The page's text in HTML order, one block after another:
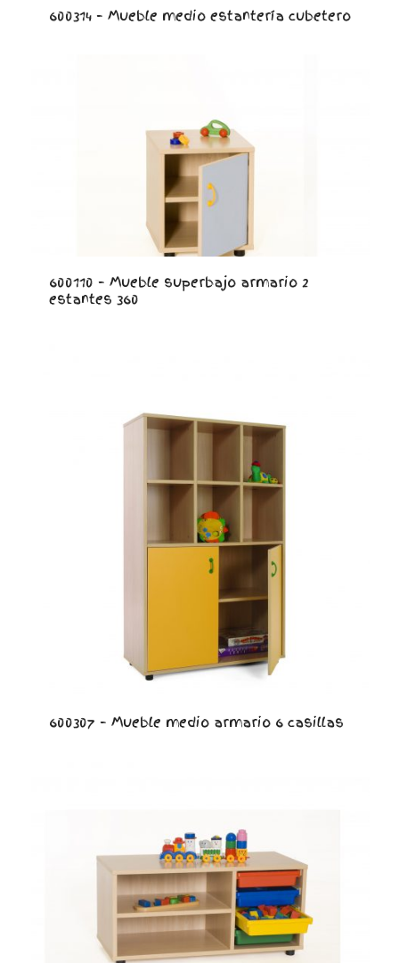
600314 – Mueble medio estantería cubetero
600110 – Mueble superbajo armario 2
estantes 360
600307 – Mueble medio armario 6 casillas